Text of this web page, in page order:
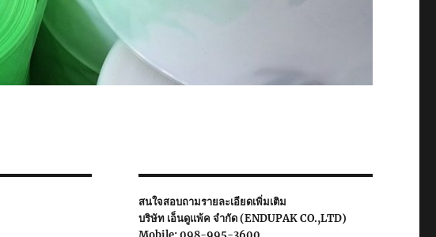
สนใจสอบถามรายละเอียดเพิ่มเติม
บริษัท เอ็นดูแพ้ค จำกัด (ENDUPAK CO.,LTD)